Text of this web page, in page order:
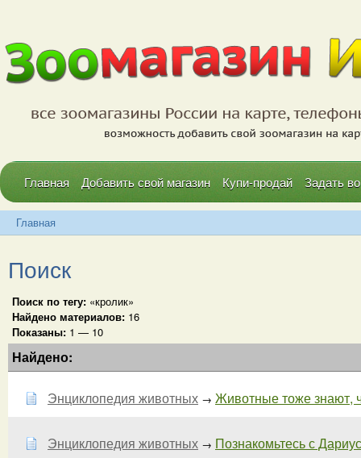
Главная Добавить свой магазин Купи-продай Задать
Главная
Поиск
Поиск по тегу: «кролик»
Найдено материалов: 16
Показаны: 1 — 10
Найдено:
Энциклопедия животных → Животные тоже знают,
Энциклопедия животных → Познакомьтесь с